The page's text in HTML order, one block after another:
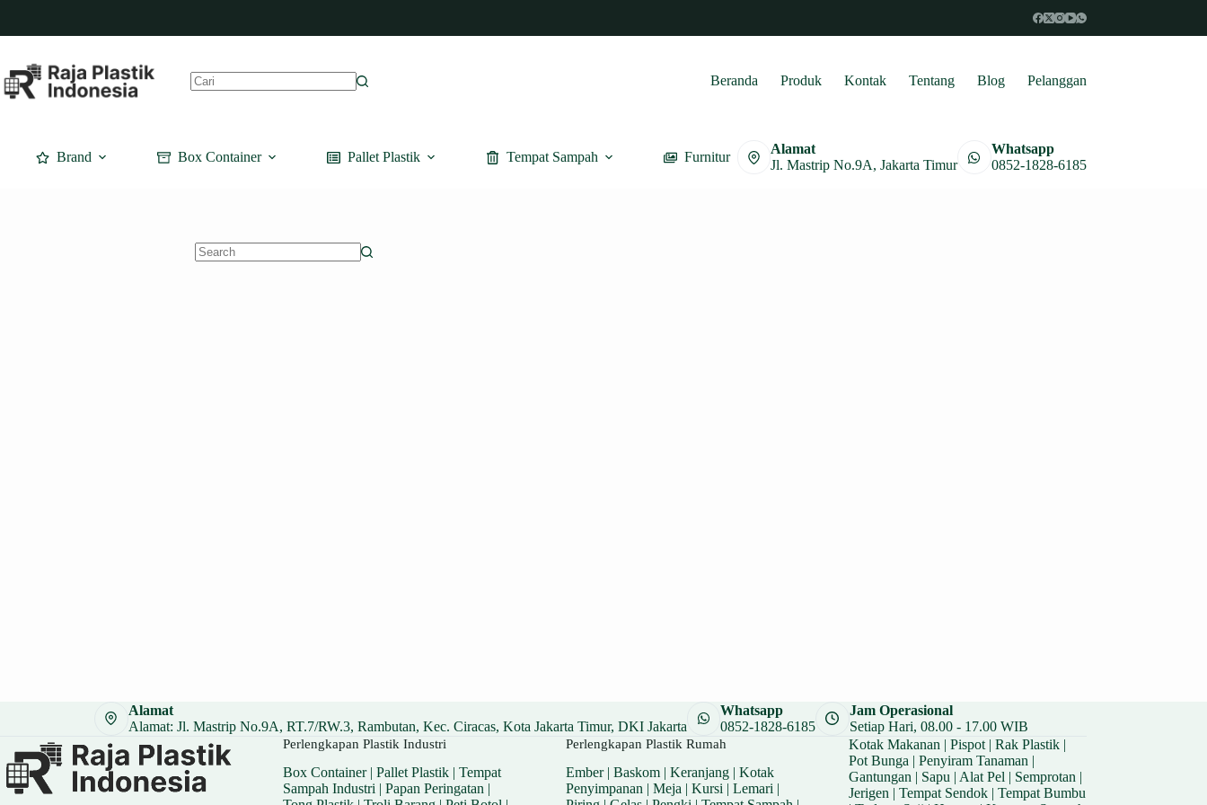
content
Beranda Produk Kontak Tentang Blog Pelanggan
Brand Box Container Pallet Plastik Tempat Sampah Furnitur
Alamat
Jl. Mastrip No.9A, Jakarta Timur
Whatsapp
0852-1828-6185
Alamat
Alamat: Jl. Mastrip No.9A, RT.7/RW.3, Rambutan, Kec. Ciracas, Kota Jakarta Timur, DKI Jakarta
Whatsapp
0852-1828-6185
Jam Operasional
Setiap Hari, 08.00 - 17.00 WIB
Perlengkapan Plastik Industri
Box Container| Pallet Plastik| Tempat
Sampah Industri | Papan Peringatan |
Perlengkapan Plastik Rumah
Ember| Baskom| Keranjang| Kotak
Penyimpanan | Meja | Kursi | Lemari |
Kotak Makanan | Pispot| Rak Plastik|
Pot Bunga | Penyiram Tanaman |
Gantungan | Sapu | Alat Pel | Semprotan |
Jerigen | Tempat Sendok| Tempat Bumbu